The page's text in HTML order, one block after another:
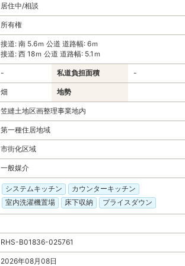
居住中/相談
所有権
接道: 南 5.6ｍ 公道 道路幅: 6ｍ
接道: 西 18ｍ 公道 道路幅: 5.1ｍ
- 私道負担面積 -
畑 地勢
笠縫土地区画整理事業地内
第一種住居地域
市街化区域
一般媒介
システムキッチン
カウンターキッチン
室内洗濯機置場
床下収納 プライスダウン
RHS-B01836-025761
2026年08月08日